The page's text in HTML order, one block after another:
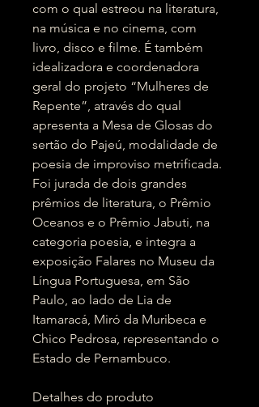
com o qual estreou na literatura,
na música e no cinema, com
livro, disco e filme. É também
idealizadora e coordenadora
geral do projeto “Mulheres de
Repente”, através do qual
apresenta a Mesa de Glosas do
sertão do Pajeú, modalidade de
poesia de improviso metrificada.
Foi jurada de dois grandes
prêmios de literatura, o Prêmio
Oceanos e o Prêmio Jabuti, na
categoria poesia, e integra a
exposição Falares no Museu da
Língua Portuguesa, em São
Paulo, ao lado de Lia de
Itamaracá, Miró da Muribeca e
Chico Pedrosa, representando o
Estado de Pernambuco.
Detalhes do produto